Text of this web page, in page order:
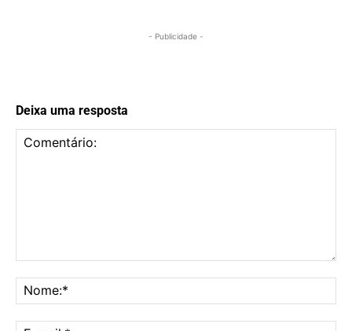
- Publicidade -
Deixa uma resposta